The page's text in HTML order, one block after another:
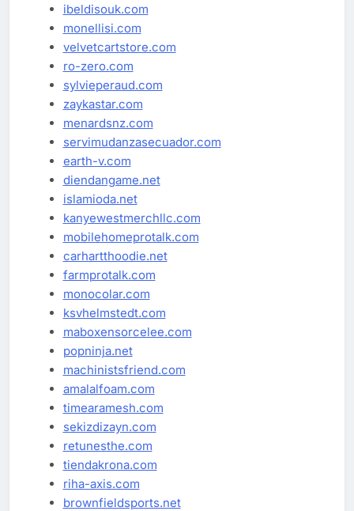
ibeldisouk.com
monellisi.com
velvetcartstore.com
ro-zero.com
sylvieperaud.com
zaykastar.com
menardsnz.com
servimudanzasecuador.com
earth-v.com
diendangame.net
islamioda.net
kanyewestmerchllc.com
mobilehomeprotalk.com
carhartthoodie.net
farmprotalk.com
monocolar.com
ksvhelmstedt.com
maboxensorcelee.com
popninja.net
machinistsfriend.com
amalalfoam.com
timearamesh.com
sekizdizayn.com
retunesthe.com
tiendakrona.com
riha-axis.com
brownfieldsports.net